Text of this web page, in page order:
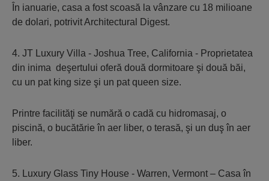
În ianuarie, casa a fost scoasă la vânzare cu 18 milioane
de dolari, potrivit Architectural Digest.
4. JT Luxury Villa - Joshua Tree, California - Proprietatea
din inima deşertului oferă două dormitoare şi două băi,
cu un pat king size şi un pat queen size.
Printre facilităţi se numără o cadă cu hidromasaj, o
piscină, o bucătărie în aer liber, o terasă, şi un duş în aer
liber.
5. Luxury Glass Tiny House - Warren, Vermont – Casa în